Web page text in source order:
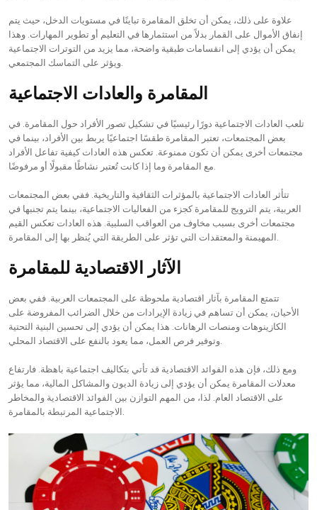
علاوة على ذلك، يمكن أن تخلق المقامرة تباينًا في مستويات الدخل، حيث يتم
إنفاق الأموال على القمار بدلاً من استثمارها في التعليم أو تطوير المهارات. وهذا
يمكن أن يؤدي إلى انقسامات طبقية واضحة، مما يزيد من التوترات الاجتماعية
ويؤثر على التماسك المجتمعي.
المقامرة والعادات الاجتماعية
تلعب العادات الاجتماعية دورًا رئيسيًا في تشكيل تصور الأفراد حول المقامرة. في
بعض المجتمعات، تعتبر المقامرة طقسًا اجتماعيًا يربط بين الأفراد، بينما في
مجتمعات أخرى يمكن أن تكون ممنوعة. تعكس هذه العادات كيفية تفاعل الأفراد
مع المقامرة وما إذا كانت تُعتبر نشاطًا مقبولًا أو مرفوضًا.
تتأثر العادات الاجتماعية بالمؤثرات الثقافية والتاريخية. ففي بعض المجتمعات
العربية، يتم الترويج للمقامرة كجزء من الفعاليات الاجتماعية، بينما يتم تجنبها في
مجتمعات أخرى بسبب مخاوف من العواقب السلبية. هذه العادات تعكس القيم
المهيمنة والمعتقدات التي تؤثر على الطريقة التي يُنظر بها إلى المقامرة.
الآثار الاقتصادية للمقامرة
تتمتع المقامرة بآثار اقتصادية ملحوظة على المجتمعات العربية. ففي بعض
الأحيان، يمكن أن تساهم في زيادة الإيرادات من خلال الضرائب المفروضة على
الكازينوهات ومنصات الرهانات. هذا يمكن أن يؤدي إلى تحسين البنية التحتية
وتوفير فرص العمل، مما يعود بالنفع على الاقتصاد المحلي.
ومع ذلك، فإن هذه الفوائد الاقتصادية قد تأتي بتكاليف اجتماعية باهظة. فارتفاع
معدلات المقامرة يمكن أن يؤدي إلى زيادة الديون والمشاكل المالية، مما يؤثر
على الاقتصاد العام. لذا، من المهم التوازن بين الفوائد الاقتصادية والمخاطر
الاجتماعية المرتبطة بالمقامرة.